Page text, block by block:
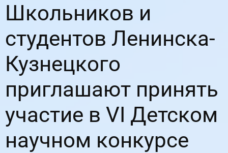
Школьников и
студентов Ленинска-
Кузнецкого
приглашают принять
участие в VI Детском
научном конкурсе